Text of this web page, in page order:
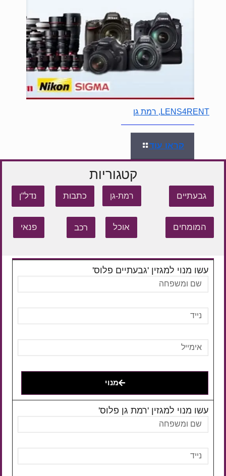
LENS4RENT, רמת גן
קראו עוד
קטגוריות
גבעתיים רמת-גן כתבות נדל"ן
המומחים אוכל רכב פנאי
עשו מנוי למגזין 'גבעתיים פלוס'
מנוי
עשו מנוי למגזין 'רמת גן פלוס'